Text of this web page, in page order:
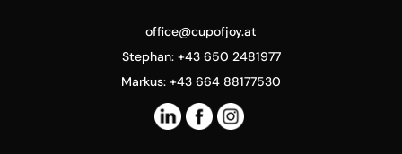
office@cupofjoy.at
Stephan: +43 650 2481977
Markus: +43 664 88177530